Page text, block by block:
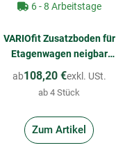
6 - 8 Arbeitstage
VARIOfit Zusatzboden für
Etagenwagen neigbar
pulverbeschichtet Typ L -
Enzianblau
ab108,20 €exkl. USt.
ab 4 Stück
Zum Artikel